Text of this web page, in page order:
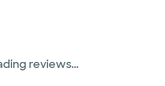
reviews...